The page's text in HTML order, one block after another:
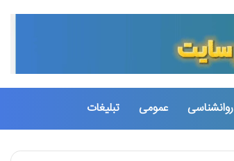
روانشناسی عمومی تبلیغات